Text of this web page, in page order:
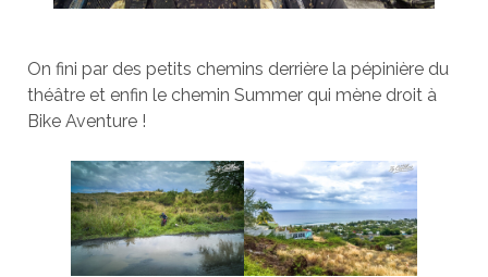
On fini par des petits chemins derrière la pépinière du
théâtre et enfin le chemin Summer qui mène droit à
Bike Aventure !